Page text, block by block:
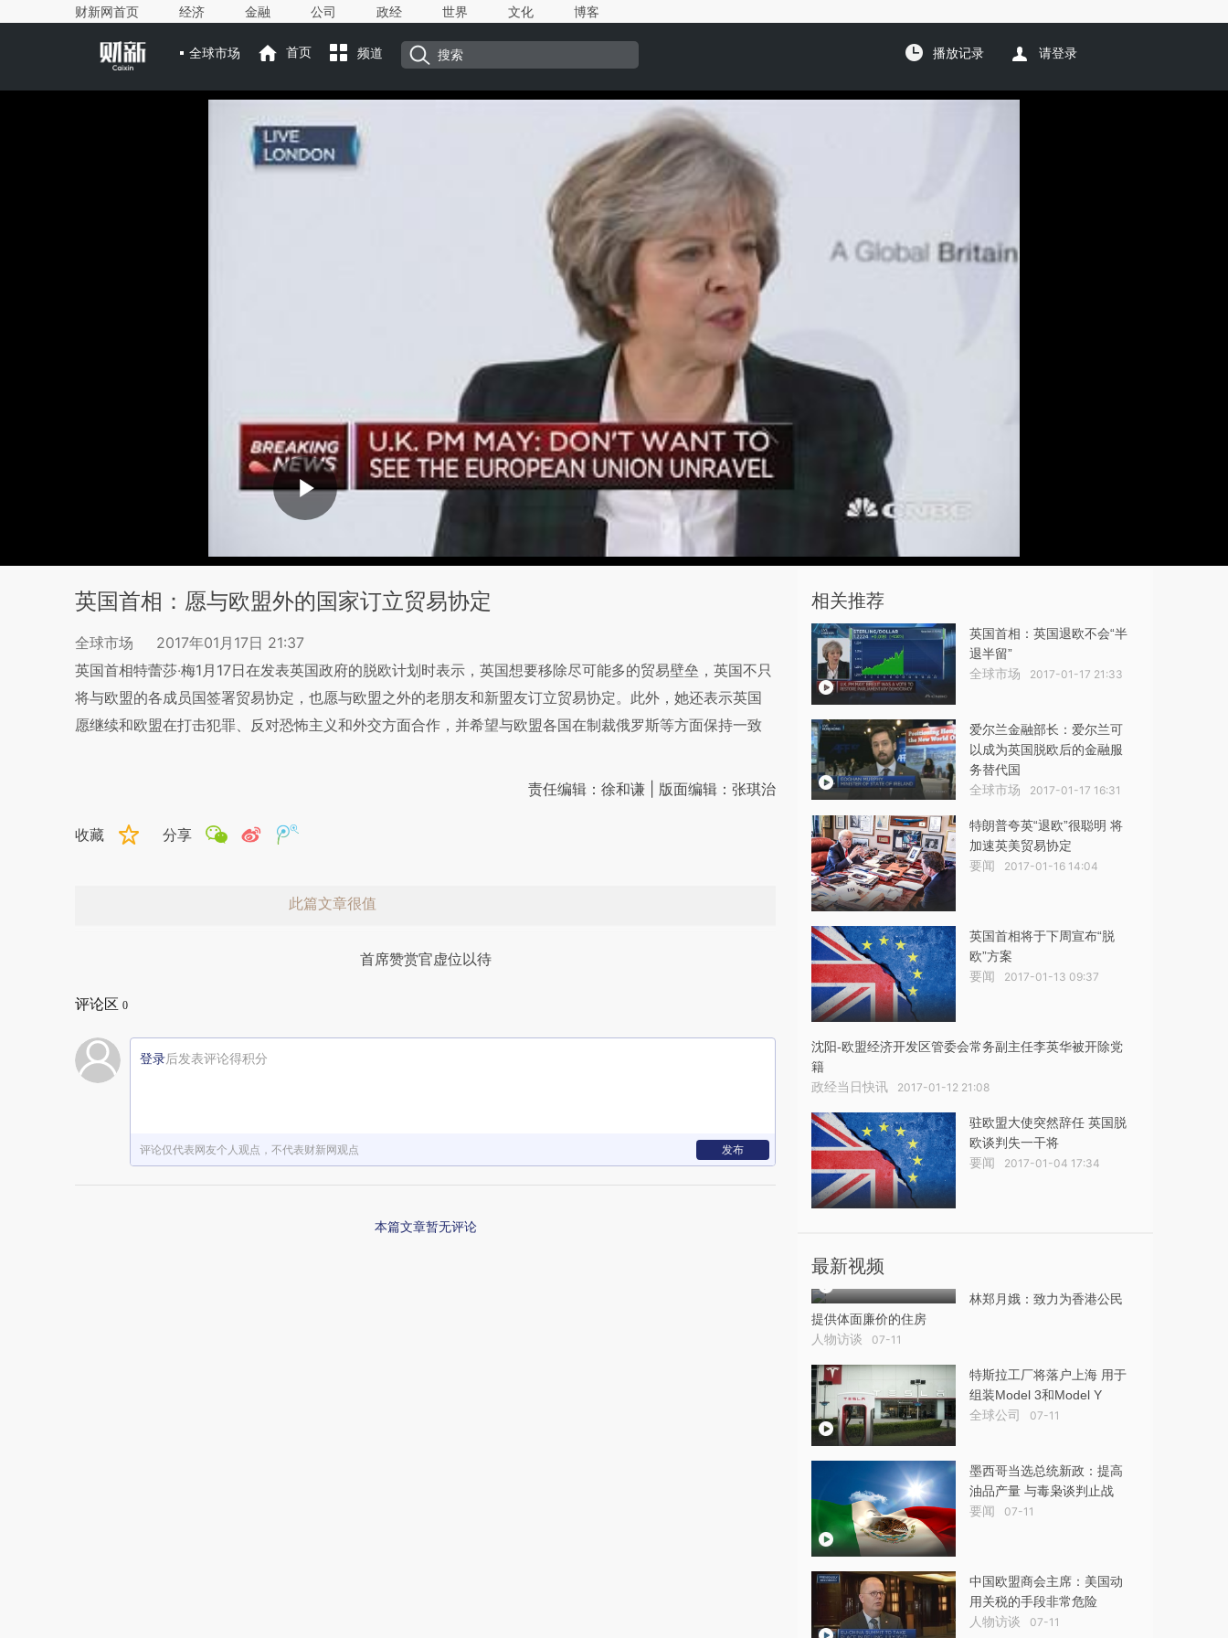
财新网首页 经济 金融 公司 政经 世界 文化 博客
全球市场 首页 频道 播放记录 请登录
英国首相：愿与欧盟外的国家订立贸易协定
全球市场
2017年01月17日 21:37
英国首相特蕾莎‧梅1月17日在发表英国政府的脱欧计划时表示，英国想要移除尽可能多的贸易壁垒，英国不只
将与欧盟的各成员国签署贸易协定，也愿与欧盟之外的老朋友和新盟友订立贸易协定。此外，她还表示英国
愿继续和欧盟在打击犯罪、反对恐怖主义和外交方面合作，并希望与欧盟各国在制裁俄罗斯等方面保持一致
责任编辑：徐和谦 | 版面编辑：张琪治
收藏 分享
此篇文章很值
首席赞赏官虚位以待
评论区 0
登录后发表评论得积分
评论仅代表网友个人观点，不代表财新网观点 发布
本篇文章暂无评论
相关推荐
英国首相：英国退欧不会“半
退半留”
全球市场 2017-01-17 21:33
爱尔兰金融部长：爱尔兰可
以成为英国脱欧后的金融服
务替代国
全球市场 2017-01-17 16:31
特朗普夸英“退欧”很聪明 将
加速英美贸易协定
要闻 2017-01-16 14:04
英国首相将于下周宣布“脱
欧”方案
要闻 2017-01-13 09:37
沈阳-欧盟经济开发区管委会常务副主任李英华被开除党
籍
政经当日快讯 2017-01-12 21:08
驻欧盟大使突然辞任 英国脱
欧谈判失一干将
要闻 2017-01-04 17:34
最新视频
林郑月娥：致力为香港公民
提供体面廉价的住房
人物访谈 07-11
特斯拉工厂将落户上海 用于
组装Model 3和Model Y
全球公司 07-11
墨西哥当选总统新政：提高
油品产量 与毒枭谈判止战
要闻 07-11
中国欧盟商会主席：美国动
用关税的手段非常危险
人物访谈 07-11